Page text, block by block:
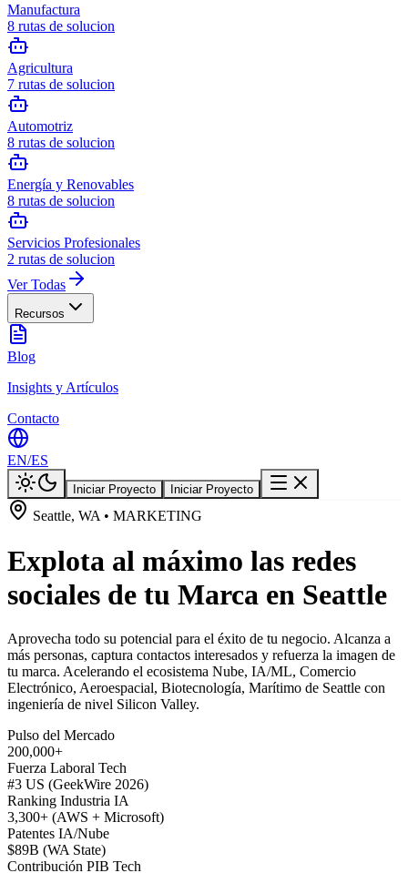
Manufactura
8 rutas de solucion
Agricultura
7 rutas de solucion
Automotriz
8 rutas de solucion
Energía y Renovables
8 rutas de solucion
Servicios Profesionales
2 rutas de solucion
Ver Todas
Recursos
Blog
Insights y Artículos
Contacto
EN/ES
Iniciar Proyecto Iniciar Proyecto
Seattle, WA • MARKETING
Explota al máximo las redes
sociales de tu Marca en Seattle
Aprovecha todo su potencial para el éxito de tu negocio. Alcanza a
más personas, captura contactos interesados y refuerza la imagen de
tu marca. Acelerando el ecosistema Nube, IA/ML, Comercio
Electrónico, Aeroespacial, Biotecnología, Marítimo de Seattle con
ingeniería de nivel Silicon Valley.
Pulso del Mercado
200,000+
Fuerza Laboral Tech
#3 US (GeekWire 2026)
Ranking Industria IA
3,300+ (AWS + Microsoft)
Patentes IA/Nube
$89B (WA State)
Contribución PIB Tech